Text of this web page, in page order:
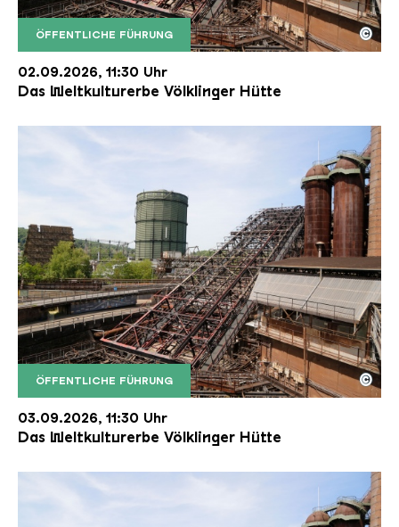
ÖFFENTLICHE FÜHRUNG
Der Erzschrägaufzug der Völklinger Hütte mit
Copyright: Weltkulturerbe Völklinger Hütte | Karl
©
02.09.2026, 11:30 Uhr
Das Weltkulturerbe Völklinger Hütte
ÖFFENTLICHE FÜHRUNG
Der Erzschrägaufzug der Völklinger Hütte mit
Copyright: Weltkulturerbe Völklinger Hütte | Karl
©
03.09.2026, 11:30 Uhr
Das Weltkulturerbe Völklinger Hütte